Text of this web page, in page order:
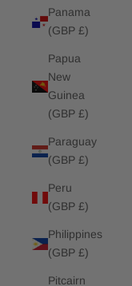
Panama
(GBP £)
Papua
New
Guinea
(GBP £)
Paraguay
(GBP £)
Peru
(GBP £)
Philippines
(GBP £)
Pitcairn